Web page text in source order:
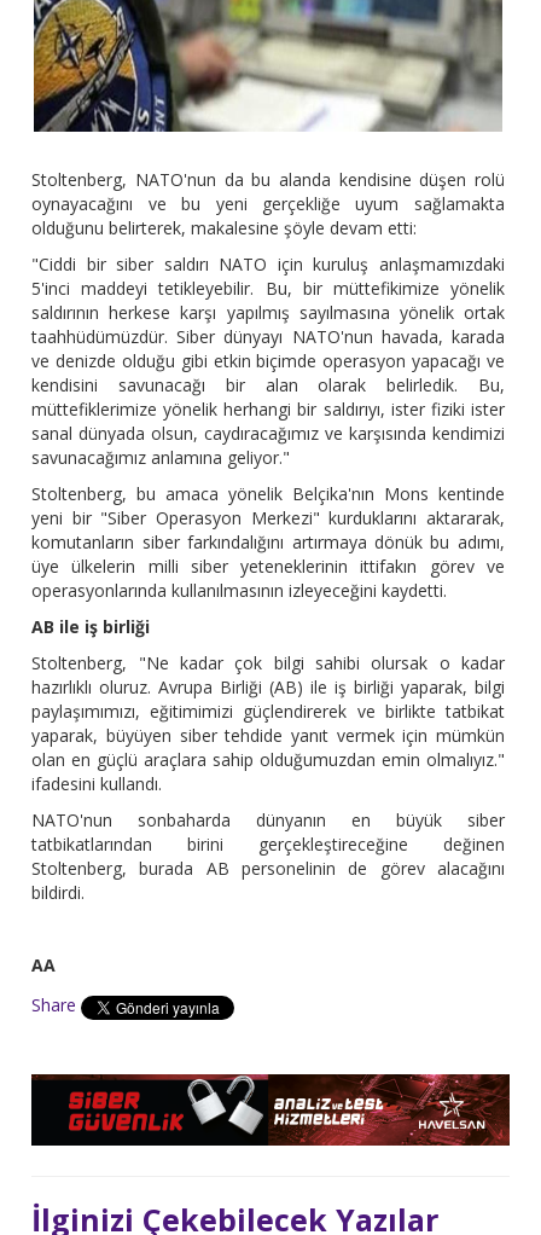
Stoltenberg, NATO'nun da bu alanda kendisine düşen rolü
oynayacağını ve bu yeni gerçekliğe uyum sağlamakta
olduğunu belirterek, makalesine şöyle devam etti:
"Ciddi bir siber saldırı NATO için kuruluş anlaşmamızdaki
5'inci maddeyi tetikleyebilir. Bu, bir müttefikimize yönelik
saldırının herkese karşı yapılmış sayılmasına yönelik ortak
taahhüdümüzdür. Siber dünyayı NATO'nun havada, karada
ve denizde olduğu gibi etkin biçimde operasyon yapacağı ve
kendisini savunacağı bir alan olarak belirledik. Bu,
müttefiklerimize yönelik herhangi bir saldırıyı, ister fiziki ister
sanal dünyada olsun, caydıracağımız ve karşısında kendimizi
savunacağımız anlamına geliyor."
Stoltenberg, bu amaca yönelik Belçika'nın Mons kentinde
yeni bir "Siber Operasyon Merkezi" kurduklarını aktararak,
komutanların siber farkındalığını artırmaya dönük bu adımı,
üye ülkelerin milli siber yeteneklerinin ittifakın görev ve
operasyonlarında kullanılmasının izleyeceğini kaydetti.
AB ile iş birliği
Stoltenberg, "Ne kadar çok bilgi sahibi olursak o kadar
hazırlıklı oluruz. Avrupa Birliği (AB) ile iş birliği yaparak, bilgi
paylaşımımızı, eğitimimizi güçlendirerek ve birlikte tatbikat
yaparak, büyüyen siber tehdide yanıt vermek için mümkün
olan en güçlü araçlara sahip olduğumuzdan emin olmalıyız."
ifadesini kullandı.
NATO'nun sonbaharda dünyanın en büyük siber
tatbikatlarından birini gerçekleştireceğine değinen
Stoltenberg, burada AB personelinin de görev alacağını
bildirdi.
AA
Share
İlginizi Çekebilecek Yazılar